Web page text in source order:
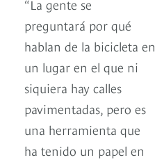
“La gente se
preguntará por qué
hablan de la bicicleta en
un lugar en el que ni
siquiera hay calles
pavimentadas, pero es
una herramienta que
ha tenido un papel en